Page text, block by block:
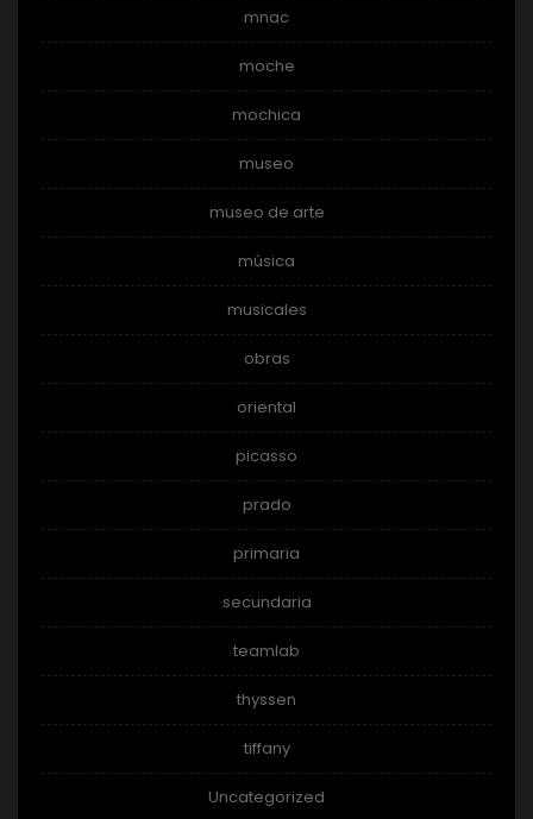
mnac
moche
mochica
museo
museo de arte
música
musicales
obras
oriental
picasso
prado
primaria
secundaria
teamlab
thyssen
tiffany
Uncategorized